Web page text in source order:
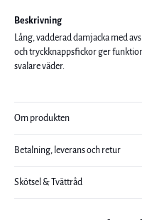
Beskrivning
Lång, vadderad damjacka med
och tryckknappsfickor ger
svalare väder.
Om produkten
Betalning, leverans och retur
Skötsel & Tvättråd